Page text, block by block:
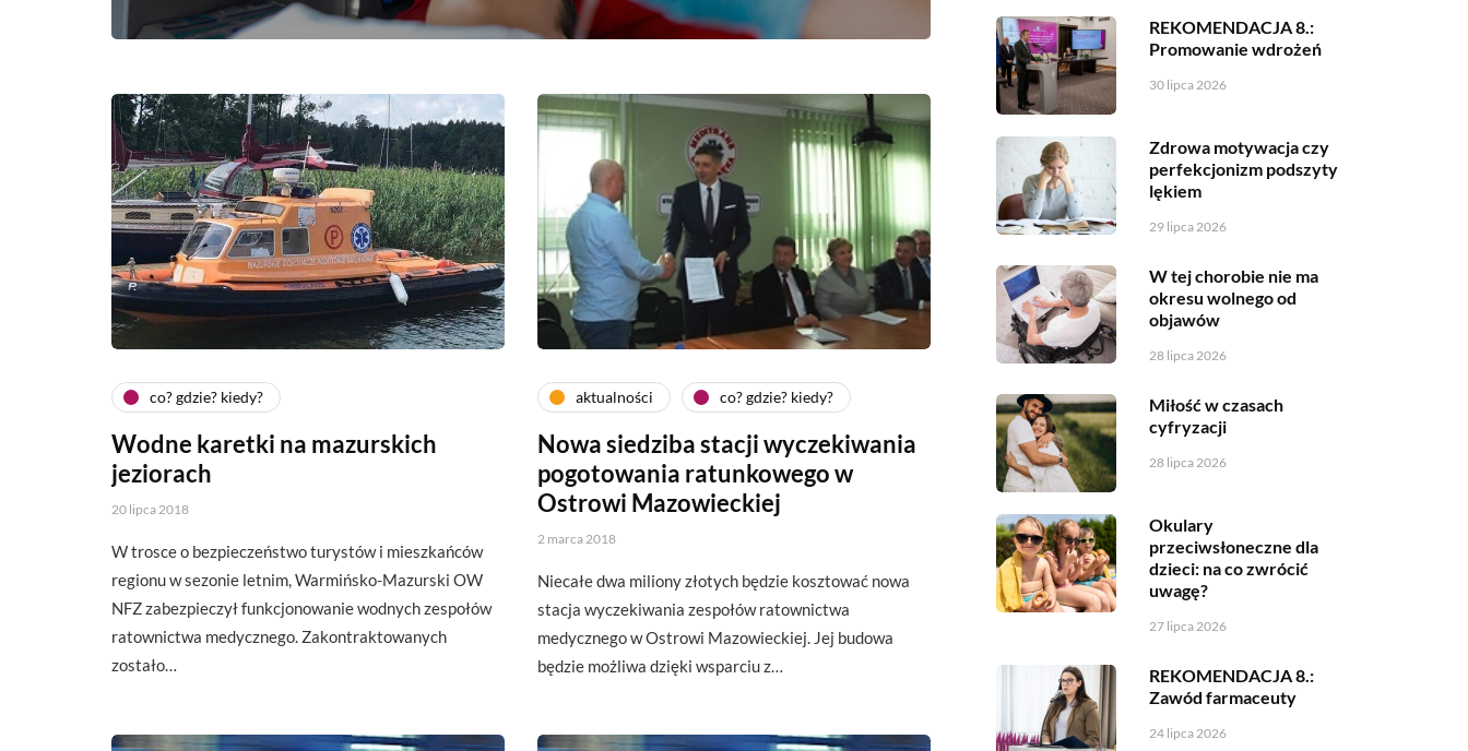
co? gdzie? kiedy?
Wodne karetki na mazurskich
jeziorach
20 lipca 2018
W trosce o bezpieczeństwo turystów i mieszkańców
regionu w sezonie letnim, Warmińsko-Mazurski OW
NFZ zabezpieczył funkcjonowanie wodnych zespołów
ratownictwa medycznego. Zakontraktowanych
zostało…
aktualności co? gdzie? kiedy?
Nowa siedziba stacji wyczekiwania
pogotowania ratunkowego w
Ostrowi Mazowieckiej
2 marca 2018
Niecałe dwa miliony złotych będzie kosztować nowa
stacja wyczekiwania zespołów ratownictwa
medycznego w Ostrowi Mazowieckiej. Jej budowa
będzie możliwa dzięki wsparciu z…
REKOMENDACJA 8.:
Promowanie wdrożeń
30 lipca 2026
Zdrowa motywacja czy
perfekcjonizm podszyty
lękiem
29 lipca 2026
W tej chorobie nie ma
okresu wolnego od
objawów
28 lipca 2026
Miłość w czasach
cyfryzacji
28 lipca 2026
Okulary
przeciwsłoneczne dla
dzieci: na co zwrócić
uwagę?
27 lipca 2026
REKOMENDACJA 8.:
Zawód farmaceuty
24 lipca 2026